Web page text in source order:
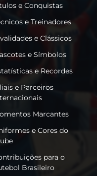
e Conquistas
e Treinadores
e Clássicos
e Símbolos
e Recordes
e Parceiros
Marcantes
e Cores do
para o
Brasileiro